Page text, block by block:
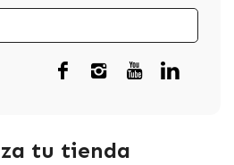
tu tienda